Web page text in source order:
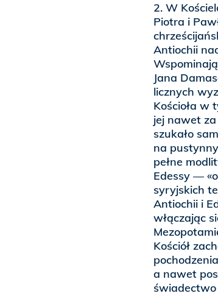
2. W
Piotra i
Antiochii
Jana
licznych
Kościoła w
jej nawet
szukało
na
pełne
Edessy —
syryjskich
Antiochii i
włączając
Kościół
a nawet